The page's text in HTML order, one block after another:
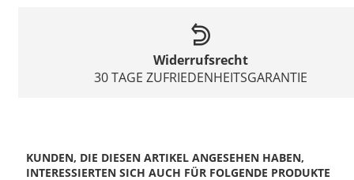
Widerrufsrecht
30 TAGE ZUFRIEDENHEITSGARANTIE
KUNDEN, DIE DIESEN ARTIKEL ANGESEHEN HABEN,
INTERESSIERTEN SICH AUCH FÜR FOLGENDE PRODUKTE